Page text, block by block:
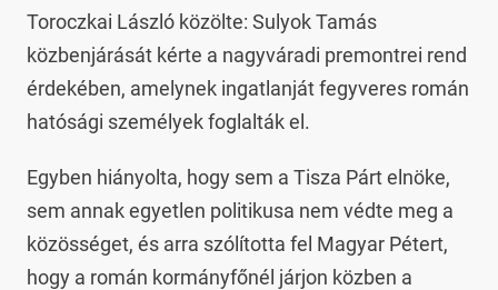
Toroczkai László közölte: Sulyok Tamás
közbenjárását kérte a nagyváradi premontrei rend
érdekében, amelynek ingatlanját fegyveres román
hatósági személyek foglalták el.
Egyben hiányolta, hogy sem a Tisza Párt elnöke,
sem annak egyetlen politikusa nem védte meg a
közösséget, és arra szólította fel Magyar Pétert,
hogy a román kormányfőnél járjon közben a